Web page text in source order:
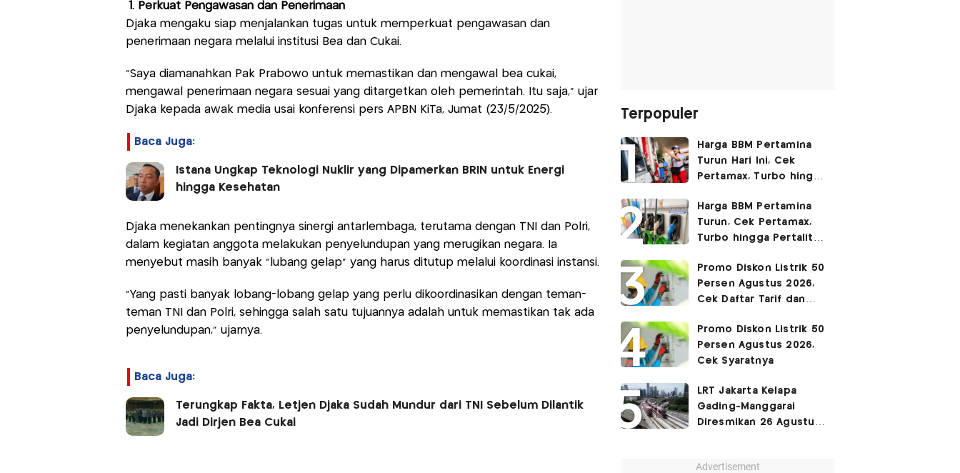
1. Perkuat Pengawasan dan Penerimaan
Djaka mengaku siap menjalankan tugas untuk memperkuat pengawasan dan
penerimaan negara melalui institusi Bea dan Cukai.
“Saya diamanahkan Pak Prabowo untuk memastikan dan mengawal bea cukai,
mengawal penerimaan negara sesuai yang ditargetkan oleh pemerintah. Itu saja,” ujar
Djaka kepada awak media usai konferensi pers APBN KiTa, Jumat (23/5/2025).
Baca Juga:
Istana Ungkap Teknologi Nuklir yang Dipamerkan BRIN untuk Energi
hingga Kesehatan
Djaka menekankan pentingnya sinergi antarlembaga, terutama dengan TNI dan Polri,
dalam kegiatan anggota melakukan penyelundupan yang merugikan negara. Ia
menyebut masih banyak “lubang gelap” yang harus ditutup melalui koordinasi instansi.
“Yang pasti banyak lobang-lobang gelap yang perlu dikoordinasikan dengan teman-
teman TNI dan Polri, sehingga salah satu tujuannya adalah untuk memastikan tak ada
penyelundupan,” ujarnya.
Baca Juga:
Terungkap Fakta, Letjen Djaka Sudah Mundur dari TNI Sebelum Dilantik
Jadi Dirjen Bea Cukai
Terpopuler
Harga BBM Pertamina
Turun Hari Ini, Cek
Pertamax, Turbo hingga
2026
Harga BBM Pertamina
Turun, Cek Pertamax,
Turbo hingga Pertalite
Promo Diskon Listrik 50
Persen Agustus 2026,
Cek Daftar Tarif dan
Promo Diskon Listrik 50
Persen Agustus 2026,
Cek Syaratnya
LRT Jakarta Kelapa
Gading-Manggarai
Diresmikan 26 Agustus
Advertisement